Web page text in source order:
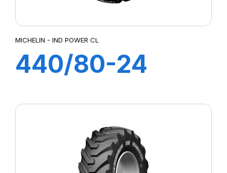
MICHELIN - IND POWER CL
440/80-24
POWER CL